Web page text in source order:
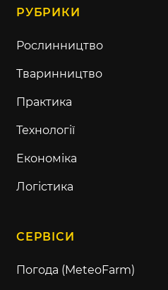
РУБРИКИ
Рослинництво
Тваринництво
Практика
Технології
Економіка
Логістика
СЕРВІСИ
Погода (MeteoFarm)